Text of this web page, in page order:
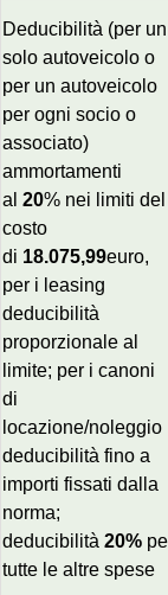
Deducibilità (per un
solo autoveicolo o
per un autoveicolo
per ogni socio o
associato)
ammortamenti
al 20% nei limiti del
costo
di 18.075,99euro,
per i leasing
deducibilità
proporzionale al
limite; per i canoni
di
locazione/noleggio
deducibilità fino a
importi fissati dalla
norma;
deducibilità 20%
tutte le altre spese